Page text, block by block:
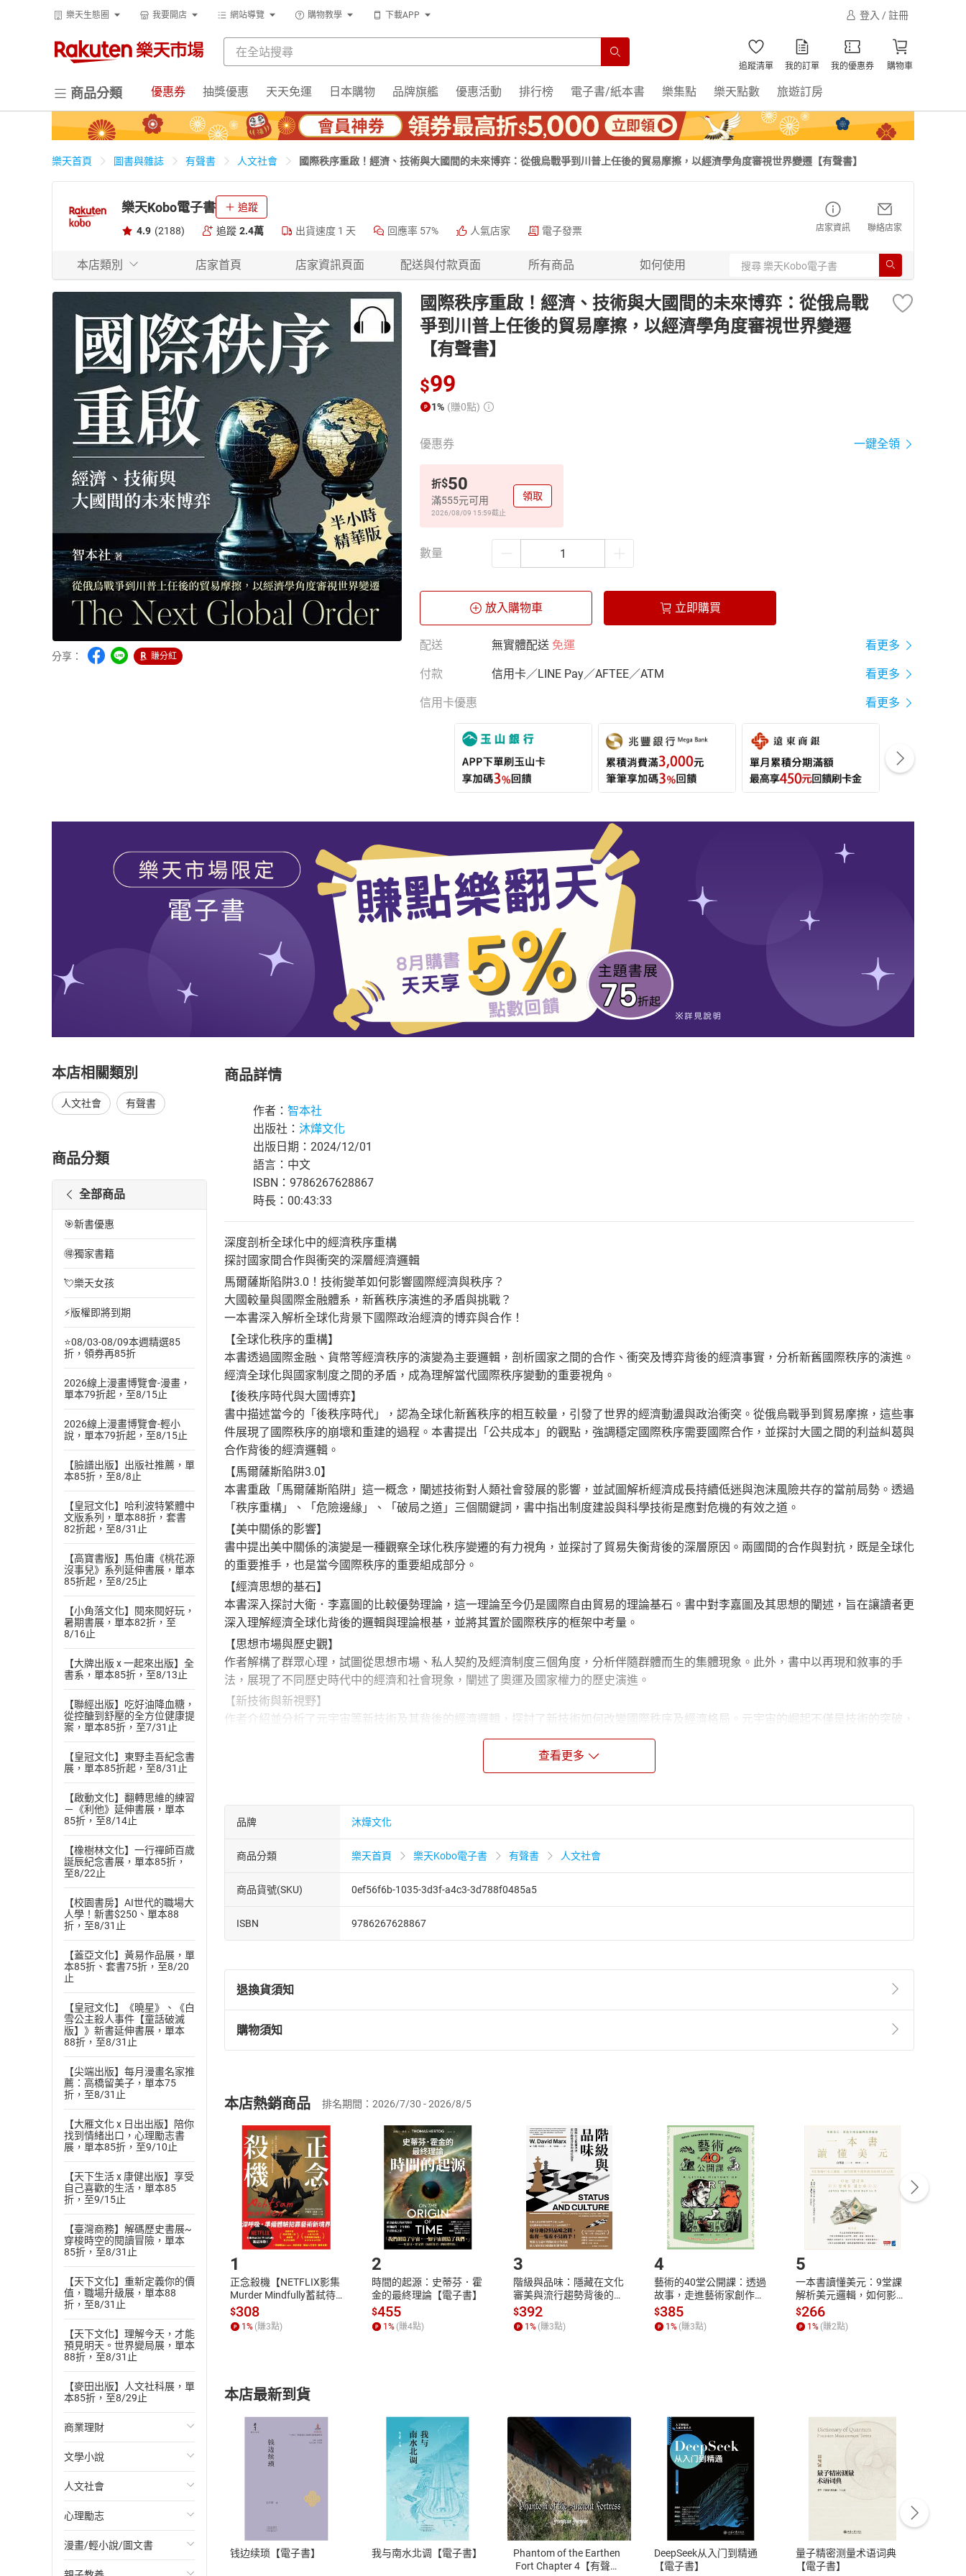
樂天生態圈 我要開店 網站導覽 購物教學 下載APP 登入 / 註冊
追蹤清單 我的訂單 我的優惠券 購物車
商品分類 優惠券 抽獎優惠 天天免運 日本購物 品牌旗艦 優惠活動 排行榜 電子書/紙本書 樂集點 樂天點數 旅遊訂房
樂天首頁 圖書與雜誌 有聲書 人文社會 國際秩序重啟！經濟、技術與大國間的未來博弈：從俄烏戰爭到川普上任後的貿易摩擦，以經濟學角度審視世界變遷【有聲書】
樂天Kobo電子書 追蹤
4.9 (2188) 追蹤 2.4萬 出貨速度 1 天 回應率 57% 人氣店家 電子發票 店家資訊 聯絡店家
本店類別 店家首頁 店家資訊頁面 配送與付款頁面 所有商品 如何使用
分享： 賺分紅
國際秩序重啟！經濟、技術與大國間的未來博弈：從俄烏戰
爭到川普上任後的貿易摩擦，以經濟學角度審視世界變遷
【有聲書】
$99
1% (賺0點)
優惠券 一鍵全領
折$50
滿555元可用
2026/08/09 15:59截止
領取
數量
放入購物車 立即購買
配送 無實體配送 免運 看更多
付款 信用卡／LINE Pay／AFTEE／ATM 看更多
信用卡優惠 看更多
本店相關類別
人文社會 有聲書
商品分類
全部商品
🎯新書優惠
🉐獨家書籍
💘樂天女孩
⚡版權即將到期
⭐08/03-08/09本週精選85
折，領券再85折
2026線上漫畫博覽會-漫畫，
單本79折起，至8/15止
2026線上漫畫博覽會-輕小
說，單本79折起，至8/15止
【臉譜出版】出版社推薦，單
本85折，至8/8止
【皇冠文化】哈利波特繁體中
文版系列，單本88折，套書
82折起，至8/31止
【高寶書版】馬伯庸《桃花源
沒事兒》系列延伸書展，單本
85折起，至8/25止
【小角落文化】閱來閱好玩，
暑期書展，單本82折，至
8/16止
【大牌出版 x 一起來出版】全
書系，單本85折，至8/13止
【聯經出版】吃好油降血糖，
從控醣到舒壓的全方位健康提
案，單本85折，至7/31止
【皇冠文化】東野圭吾紀念書
展，單本85折起，至8/31止
【啟動文化】翻轉思維的練習
－《利他》延伸書展，單本
85折，至8/14止
【橡樹林文化】一行禪師百歲
誕辰紀念書展，單本85折，
至8/22止
【校園書房】AI世代的職場大
人學！新書$250、單本88
折，至8/31止
【蓋亞文化】黃易作品展，單
本85折、套書75折，至8/20
止
【皇冠文化】《曉星》、《白
雪公主殺人事件【童話破滅
版】》新書延伸書展，單本
88折，至8/31止
【尖端出版】每月漫畫名家推
薦：高橋留美子，單本75
折，至8/31止
【大雁文化 x 日出出版】陪你
找到情緒出口，心理勵志書
展，單本85折，至9/10止
【天下生活 x 康健出版】享受
自己喜歡的生活，單本85
折，至9/15止
【臺灣商務】解碼歷史書展~
穿梭時空的閱讀冒險，單本
85折，至8/31止
【天下文化】重新定義你的價
值，職場升級展，單本88
折，至8/31止
【天下文化】理解今天，才能
預見明天。世界變局展，單本
88折，至8/31止
【麥田出版】人文社科展，單
本85折，至8/29止
商業理財
投資理財
經濟/趨勢
財務/金融
管理/領導
文學小說
歐美文學
日本文學
韓國文學
人文社會
國際關係
政治
心理勵志
心靈成長/情緒
漫畫/輕小說/圖文書
商品詳情
作者： 智本社
出版社： 沐燁文化
出版日期：2024/12/01
語言：中文
ISBN：9786267628867
時長：00:43:33
深度剖析全球化中的經濟秩序重構
探討國家間合作與衝突的深層經濟邏輯
馬爾薩斯陷阱3.0！技術變革如何影響國際經濟與秩序？
大國較量與國際金融體系，新舊秩序演進的矛盾與挑戰？
一本書深入解析全球化背景下國際政治經濟的博弈與合作！
【全球化秩序的重構】
本書透過國際金融、貨幣等經濟秩序的演變為主要邏輯，剖析國家之間的合作、衝突及博弈背後的經濟事實，分析新舊國際秩序的演進。
經濟全球化與國家制度之間的矛盾，成為理解當代國際秩序變動的重要視角。
【後秩序時代與大國博弈】
書中描述當今的「後秩序時代」，認為全球化新舊秩序的相互較量，引發了世界的經濟動盪與政治衝突。從俄烏戰爭到貿易摩擦，這些事
件展現了國際秩序的崩壞和重建的過程。本書提出「公共成本」的觀點，強調穩定國際秩序需要國際合作，並探討大國之間的利益糾葛與
合作背後的經濟邏輯。
【馬爾薩斯陷阱3.0】
本書重啟「馬爾薩斯陷阱」這一概念，闡述技術對人類社會發展的影響，並試圖解析經濟成長持續低迷與泡沫風險共存的當前局勢。透過
「秩序重構」、「危險邊緣」、「破局之道」三個關鍵詞，書中指出制度建設與科學技術是應對危機的有效之道。
【美中關係的影響】
書中提出美中關係的演變是一種觀察全球化秩序變遷的有力視角，並探討了貿易失衡背後的深層原因。兩國間的合作與對抗，既是全球化
的重要推手，也是當今國際秩序的重要組成部分。
【經濟思想的基石】
本書深入探討大衛．李嘉圖的比較優勢理論，這一理論至今仍是國際自由貿易的理論基石。書中對李嘉圖及其思想的闡述，旨在讓讀者更
深入理解經濟全球化背後的邏輯與理論根基，並將其置於國際秩序的框架中考量。
【思想市場與歷史觀】
作者解構了群眾心理，試圖從思想市場、私人契約及經濟制度三個角度，分析伴隨群體而生的集體現象。此外，書中以再現和敘事的手
法，展現了不同歷史時代中的經濟和社會現象，闡述了奧運及國家權力的歷史演進。
【新技術與新視野】
作者介紹並分析了元宇宙等新技術及其背後的經濟邏輯，探討了新技術如何改變國際秩序及經濟格局。元宇宙的崛起不僅是技術的突破，
亦是經濟秩序變革的前兆，具體展現了經濟活動與技術創新之間的緊密連繫。
當前國際秩序的崩壞是由於全球化認知錯誤及經濟不平等等多重矛盾的疊加。從1970年代以來，數位化、金融化與全球化掀起了時代的
本書特色：本書以經濟學原理為基礎，探討國際金融、貨幣等經濟秩序的演變，並剖析國家間合作、衝突及博弈背後的經濟事實。書中以
著。
查看更多
品牌 沐燁文化
商品分類 樂天首頁 樂天Kobo電子書 有聲書 人文社會
商品貨號(SKU) 0ef56f6b-1035-3d3f-a4c3-3d788f0485a5
ISBN 9786267628867
退換貨須知
退換貨規定：
(一)依消費者保護法第19條第1項後段暨通訊交易解除權合理例外情事適用準則第2條第5款之規定，「非以有形媒介提供之數位
(二)消費者訂購本店鋪之商品即代表知悉本店鋪所銷售之商品為電子書，屬非以有形媒介提供之數位內容，消費者同意若訂購後
且已下載/存取電子書，不得請求退貨退款。
退貨方式：您欲取消訂單或辦理退貨時，請登入樂天市場，並於「我的訂單」中點選「瀏覽訂單明細」
「申請取消訂單/ 退
貨」，本店鋪將依您的申請進行審核，待審核通過後將為您辦理退款事宜。
請注意，樂天市場須以整筆訂單為單位進行取消/退貨，恕無法以單支商品取消/退貨。
購物須知
挑選商品
Choose
放入購物車
Shopping cart
登入帳號
Login
付款方式
Payment
完成訂單
Complete
購書後，如何開始使用？
Step1.選擇閱讀載具 Step2.登入帳號，下載書籍後看書
付款方式
ATM轉帳、信用卡、LINE PAY、AFTEE
退換貨規範
本店是否提供消費者保護法七日猶豫期
之權利，遽消費者保護法及通訊交易解
除權合理例外情事適用準則，依商品性
客服資訊
服務時間：週一到週五 10:00-12:00、
13:00-17:00 (國定假日及例假日休息)
客服電話：0080-1857077
本店熱銷商品 排名期間：2026/7/30 - 2026/8/5
1
正念殺機【NETFLIX影集
Murder Mindfully蓄弒待
發】【電子書】
$308
1 % (賺3點)
2
時間的起源：史蒂芬．霍
金的最終理論【電子書】
$455
1 % (賺4點)
3
階級與品味：隱藏在文化
審美與流行趨勢背後的地
位渴望【電子書】
$392
1 % (賺3點)
4
藝術的40堂公開課：透過
故事，走進藝術家創作現
場，看藝術如何誕生、如
何形塑人類生活【電子
書】
$385
1% (賺3點)
5
一本書讀懂美元：9堂課
解析美元邏輯，如何影響
全球經濟和每個人的投資
【電子書】
$266
1% (賺2點)
本店最新到貨
钱边续琐【電子書】 我与南水北调【電子書】
Phantom of the Earthen
Fort Chapter 4【有聲
DeepSeek从入门到精通
【電子書】
量子精密测量术语词典
【電子書】